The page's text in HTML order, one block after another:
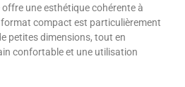
une esthétique cohérente à
format compact est particulièrement
petites dimensions, tout en
confortable et une utilisation